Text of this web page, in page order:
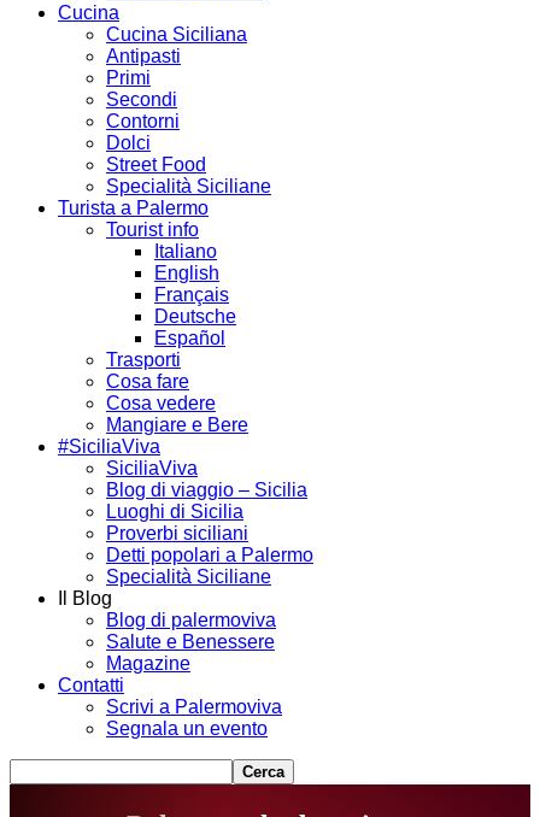
Cucina
Cucina Siciliana
Antipasti
Primi
Secondi
Contorni
Dolci
Street Food
Specialità Siciliane
Turista a Palermo
Tourist info
Italiano
English
Français
Deutsche
Español
Trasporti
Cosa fare
Cosa vedere
Mangiare e Bere
#SiciliaViva
SiciliaViva
Blog di viaggio – Sicilia
Luoghi di Sicilia
Proverbi siciliani
Detti popolari a Palermo
Specialità Siciliane
Il Blog
Blog di palermoviva
Salute e Benessere
Magazine
Contatti
Scrivi a Palermoviva
Segnala un evento